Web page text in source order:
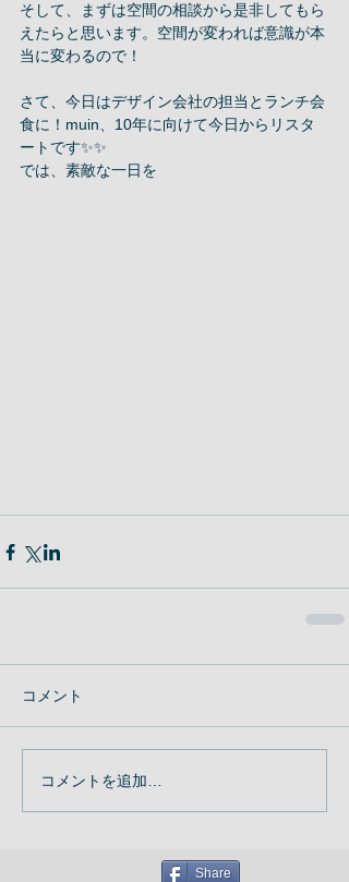
そして、まずは空間の相談から是非してもら
えたらと思います。空間が変われば意識が本
当に変わるので！
さて、今日はデザイン会社の担当とランチ会
食に！muin、10年に向けて今日からリスタ
ートです✨✨
では、素敵な一日を
コメント
コメントを追加…
Share